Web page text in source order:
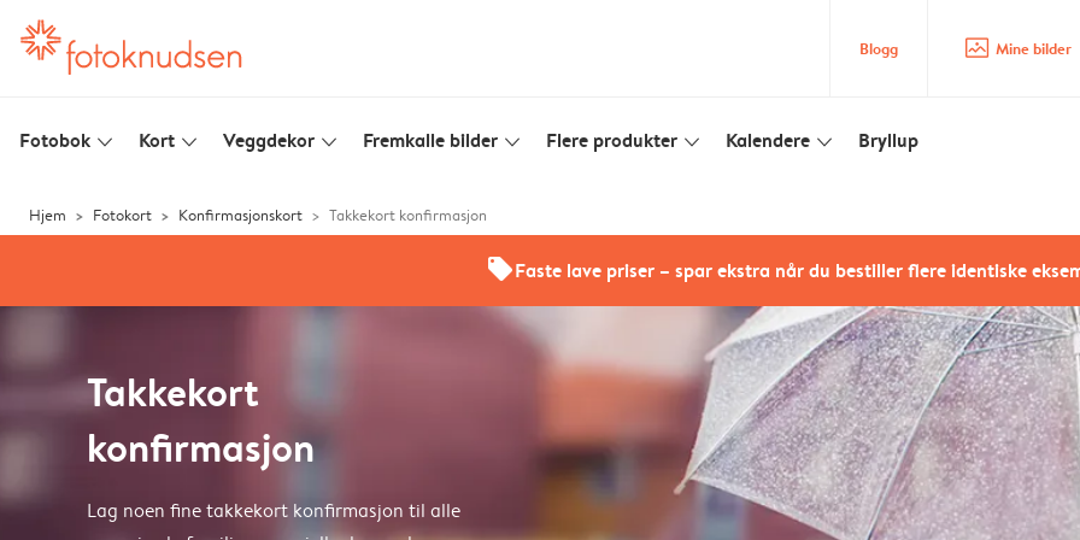
Blogg image_placeholder Mine bilder
Fotobok slim_arrow_down Kort slim_arrow_down Veggdekor slim_arrow_down Fremkalle bilder slim_arrow_down Flere produkter slim_arrow_down Kalendere slim_arrow_down Bryllup
Hjem Fotokort Konfirmasjonskort Takkekort konfirmasjon
offersFaste lave priser – spar ekstra når du bestiller flere identiske
Takkekort
konfirmasjon
Lag noen fine takkekort konfirmasjon til alle